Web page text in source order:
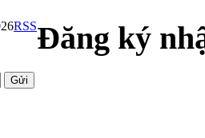
RSSĐăng ký